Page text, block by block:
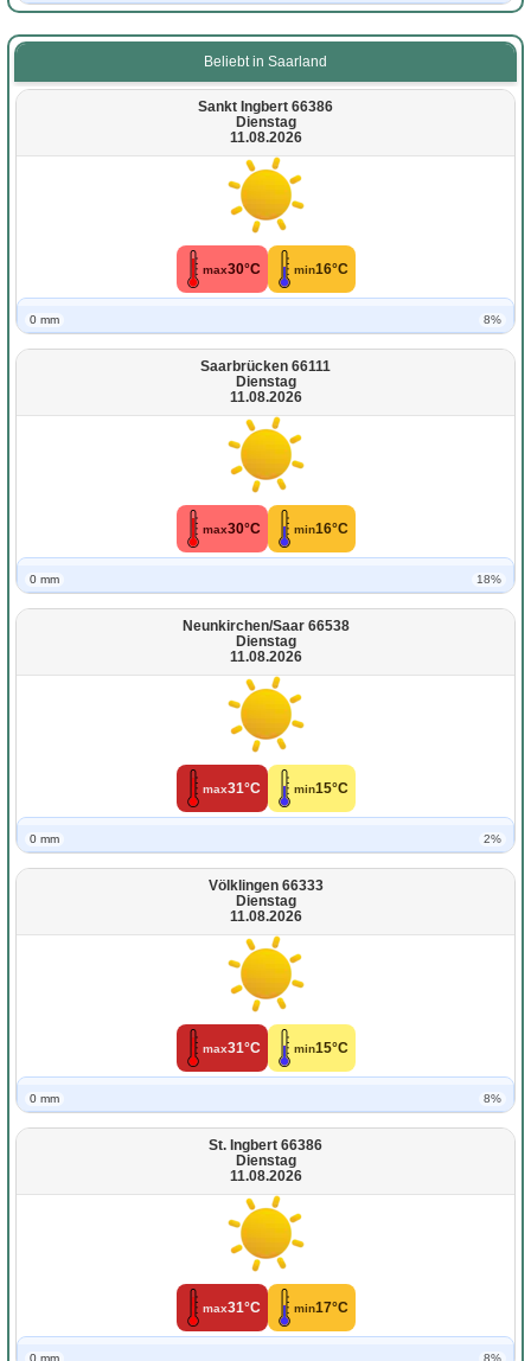
Beliebt in Saarland
Sankt Ingbert 66386
Dienstag
11.08.2026
max30°C min16°C
0 mm 8%
Saarbrücken 66111
Dienstag
11.08.2026
max30°C min16°C
0 mm 18%
Neunkirchen/Saar 66538
Dienstag
11.08.2026
max31°C min15°C
0 mm 2%
Völklingen 66333
Dienstag
11.08.2026
max31°C min15°C
0 mm 8%
St. Ingbert 66386
Dienstag
11.08.2026
max31°C min17°C